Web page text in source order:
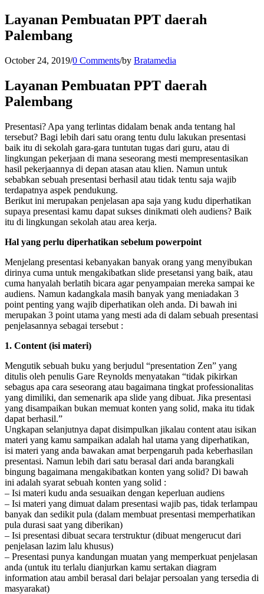
Layanan Pembuatan PPT daerah
Palembang
October 24, 2019/0 Comments/by Bratamedia
Layanan Pembuatan PPT daerah
Palembang
Presentasi? Apa yang terlintas didalam benak anda tentang hal
tersebut? Bagi lebih dari satu orang tentu dulu lakukan presentasi
baik itu di sekolah gara-gara tuntutan tugas dari guru, atau di
lingkungan pekerjaan di mana seseorang mesti mempresentasikan
hasil pekerjaannya di depan atasan atau klien. Namun untuk
sebabkan sebuah presentasi berhasil atau tidak tentu saja wajib
terdapatnya aspek pendukung.
Berikut ini merupakan penjelasan apa saja yang kudu diperhatikan
supaya presentasi kamu dapat sukses dinikmati oleh audiens? Baik
itu di lingkungan sekolah atau area kerja.
Hal yang perlu diperhatikan sebelum powerpoint
Menjelang presentasi kebanyakan banyak orang yang menyibukan
dirinya cuma untuk mengakibatkan slide presetansi yang baik, atau
cuma hanyalah berlatih bicara agar penyampaian mereka sampai ke
audiens. Namun kadangkala masih banyak yang meniadakan 3
point penting yang wajib diperhatikan oleh anda. Di bawah ini
merupakan 3 point utama yang mesti ada di dalam sebuah presentasi
penjelasannya sebagai tersebut :
1. Content (isi materi)
Mengutik sebuah buku yang berjudul “presentation Zen” yang
ditulis oleh penulis Gare Reynolds menyatakan “tidak pikirkan
sebagus apa cara seseorang atau bagaimana tingkat professionalitas
yang dimiliki, dan semenarik apa slide yang dibuat. Jika presentasi
yang disampaikan bukan memuat konten yang solid, maka itu tidak
dapat berhasil.”
Ungkapan selanjutnya dapat disimpulkan jikalau content atau isikan
materi yang kamu sampaikan adalah hal utama yang diperhatikan,
isi materi yang anda bawakan amat berpengaruh pada keberhasilan
presentasi. Namun lebih dari satu berasal dari anda barangkali
bingung bagaimana mengakibatkan konten yang solid? Di bawah
ini adalah syarat sebuah konten yang solid :
– Isi materi kudu anda sesuaikan dengan keperluan audiens
– Isi materi yang dimuat dalam presentasi wajib pas, tidak terlampau
banyak dan sedikit pula (dalam membuat presentasi memperhatikan
pula durasi saat yang diberikan)
– Isi presentasi dibuat secara terstruktur (dibuat mengerucut dari
penjelasan lazim lalu khusus)
– Presentasi punya kandungan muatan yang memperkuat penjelasan
anda (untuk itu terlalu dianjurkan kamu sertakan diagram
information atau ambil berasal dari belajar persoalan yang tersedia di
masyarakat)